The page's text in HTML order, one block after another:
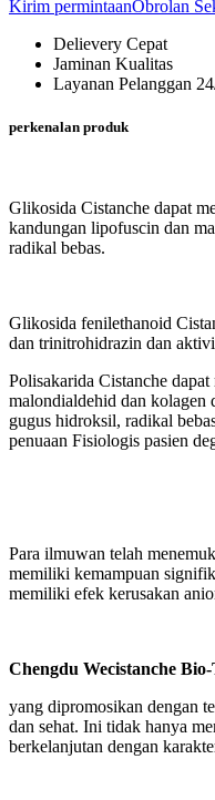
Kirim permintaanObrolan
Delievery Cepat
Jaminan Kualitas
Layanan Pelanggan
perkenalan produk
Glikosida Cistanche dapat
kandungan lipofuscin dan
radikal bebas.
Glikosida fenilethanoid
dan trinitrohidrazin dan
Polisakarida Cistanche
malondialdehid dan kolagen
gugus hidroksil, radikal
penuaan Fisiologis pasien
Para ilmuwan telah
memiliki kemampuan
memiliki efek kerusakan
Chengdu Wecistanche
yang dipromosikan dengan
dan sehat. Ini tidak hanya
berkelanjutan dengan